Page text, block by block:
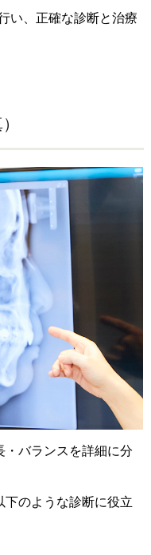
い、正確な診断と治療
・バランスを詳細に分
下のような診断に役立